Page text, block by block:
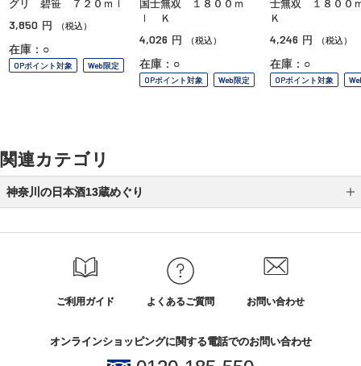
グリ 碧笹 ７２０ｍｌ
3,850 円 （税込）
在庫：○
OPポイント対象 Web限定
国士無双 １８００ｍ
ｌ Ｋ
4,026 円 （税込）
在庫：○
OPポイント対象 Web限定
士無双 １８０
Ｋ
4,246 円 （税込）
在庫：○
OPポイント対象
関連カテゴリ
神奈川の日本酒13蔵めぐり
泉橋酒造
ご利用ガイド よくあるご質問 お問い合わせ
オンラインショッピングに関する電話でのお問い合わせ